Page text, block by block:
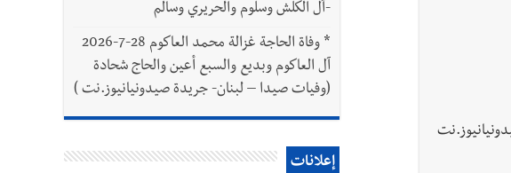
-آل الكلش وسلوم والحريري وسالم
*
وفاة الحاجة غزالة محمد العاكوم 28-7-2026
آل العاكوم وبديع والسبع أعين والحاج شحادة
(وفيات صيدا – لبنان- جريدة صيدونيانيوز.نت )
إعلانات